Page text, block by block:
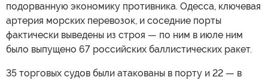
подорванную экономику противника. Одесса, ключевая
артерия морских перевозок, и соседние порты
фактически выведены из строя — по ним в июле ним
было выпущено 67 российских баллистических ракет.
35 торговых судов были атакованы в порту и 22 — в